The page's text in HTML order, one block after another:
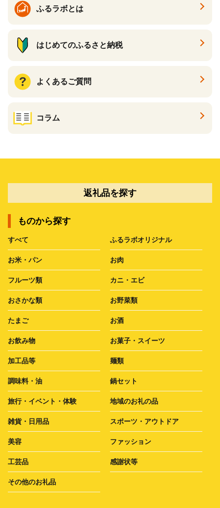
ふるラボとは
はじめてのふるさと納税
よくあるご質問
コラム
返礼品を探す
ものから探す
すべて ふるラボオリジナル
お米・パン お肉
フルーツ類 カニ・エビ
おさかな類 お野菜類
たまご お酒
お飲み物 お菓子・スイーツ
加工品等 麺類
調味料・油 鍋セット
旅行・イベント・体験 地域のお礼の品
雑貨・日用品 スポーツ・アウトドア
美容 ファッション
工芸品 感謝状等
その他のお礼品